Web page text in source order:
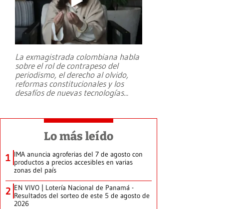
La exmagistrada colombiana habla
sobre el rol de contrapeso del
periodismo, el derecho al olvido,
reformas constitucionales y los
desafíos de nuevas tecnologías...
Lo más leído
1 IMA anuncia agroferias del 7 de agosto con
productos a precios accesibles en varias
zonas del país
2 EN VIVO | Lotería Nacional de Panamá -
Resultados del sorteo de este 5 de agosto de
2026